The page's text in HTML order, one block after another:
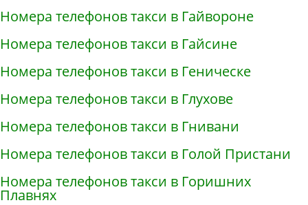
Номера телефонов такси в Гайвороне
Номера телефонов такси в Гайсине
Номера телефонов такси в Геническе
Номера телефонов такси в Глухове
Номера телефонов такси в Гнивани
Номера телефонов такси в Голой Пристани
Номера телефонов такси в Горишних
Плавнях